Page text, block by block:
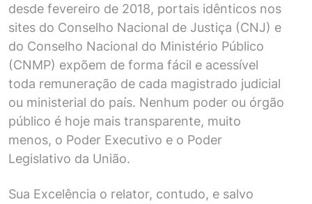
desde fevereiro de 2018, portais idênticos nos
sites do Conselho Nacional de Justiça (CNJ) e
do Conselho Nacional do Ministério Público
(CNMP) expõem de forma fácil e acessível
toda remuneração de cada magistrado judicial
ou ministerial do país. Nenhum poder ou órgão
público é hoje mais transparente, muito
menos, o Poder Executivo e o Poder
Legislativo da União.
Sua Excelência o relator, contudo, e salvo